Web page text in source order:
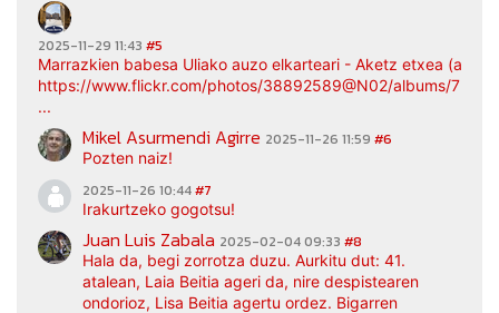
2025-11-29 11:43 #5
Marrazkien babesa Uliako auzo elkarteari - Aketz etxea
https://www.flickr.com/photos/38892589@N02/albums/
...
Mikel Asurmendi Agirre 2025-11-26 11:59 #6
Pozten naiz!
2025-11-26 10:44#7
Irakurtzeko gogotsu!
Juan Luis Zabala 2025-02-04 09:33 #8
Hala da, begi zorrotza duzu. Aurkitu dut: 41.
atalean, Laia Beitia ageri da, nire despistearen
ondorioz, Lisa Beitia agertu ordez. Bigarren